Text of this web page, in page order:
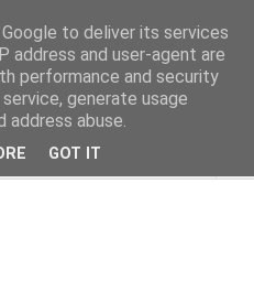
2459-5632
to deliver its services
address and user-agent are
performance and security
generate usage
abuse.
GOT IT